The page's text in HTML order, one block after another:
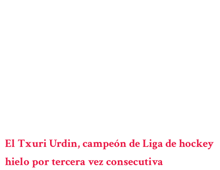
El Txuri Urdin, campeón de Liga de hockey
hielo por tercera vez consecutiva